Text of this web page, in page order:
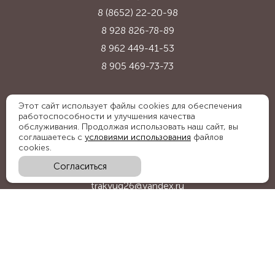
8 (8652) 22-20-98
8 928 826-78-89
8 962 449-41-53
8 905 469-73-73
Адрес:
Ставропольский край, с. Надежда,
ул. Промышленная, 1Б
trakyug26@yandex.ru
Этот сайт использует файлы cookies для обеспечения
работоспособности и улучшения качества
обслуживания. Продолжая использовать наш сайт, вы
соглашаетесь с условиями использования файлов
cookies.
Согласиться